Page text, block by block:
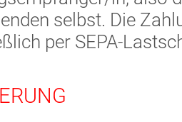
selbst. Die
per SEPA-